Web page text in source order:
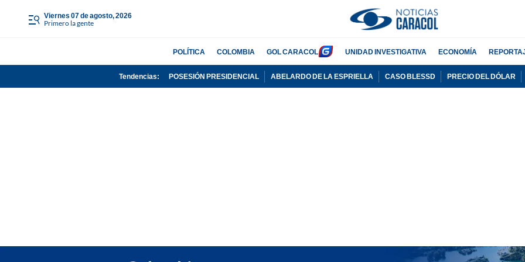
viernes 07 de agosto, 2026
Primero la gente
POLÍTICA COLOMBIA GOL CARACOL UNIDAD INVESTIGATIVA ECONOMÍA
Tendencias: POSESIÓN PRESIDENCIAL ABELARDO DE LA ESPRIELLA CASO BLESSD PRECIO DEL DÓLAR